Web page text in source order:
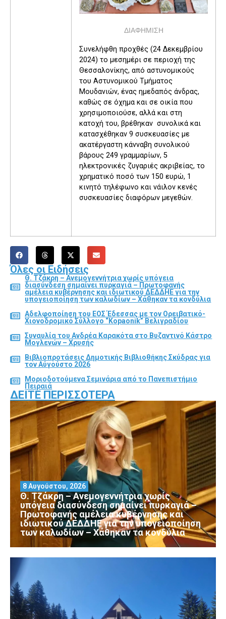
ΔΙΑΦΗΜΙΣΗ
Συνελήφθη προχθές (24 Δεκεμβρίου
2024) το μεσημέρι σε περιοχή της
Θεσσαλονίκης, από αστυνομικούς
του Αστυνομικού Τμήματος
Μουδανιών, ένας ημεδαπός άνδρας,
καθώς σε όχημα και σε οικία που
χρησιμοποιούσε, αλλά και στη
κατοχή του, βρέθηκαν συνολικά και
κατασχέθηκαν 9 συσκευασίες με
ακατέργαστη κάνναβη συνολικού
βάρους 249 γραμμαρίων, 5
ηλεκτρονικές ζυγαριές ακριβείας, το
χρηματικό ποσό των 150 ευρώ, 1
κινητό τηλέφωνο και νάιλον κενές
συσκευασίες διαφόρων μεγεθών.
Όλες οι Ειδήσεις
Θ. Τζάκρη – Ανεμογεννήτρια χωρίς υπόγεια
διασύνδεση σημαίνει πυρκαγιά – Πρωτοφανής
αμέλεια κυβέρνησης και ιδιωτικού ΔΕΔΔΗΕ για την
υπογειοποίηση των καλωδίων – Χάθηκαν τα κονδύλια
Αδελφοποίηση του ΕΟΣ Έδεσσας με τον Ορειβατικό-
Χιονοδρομικό Σύλλογο “Kopaonik” Βελιγραδίου
Συναυλία του Ανδρέα Καρακότα στο Βυζαντινό Κάστρο
Μογλενών – Χρυσής
Βιβλιοπροτάσεις Δημοτικής Βιβλιοθήκης Σκύδρας για
τον Αύγούστο 2026
Μοριοδοτούμενα Σεμινάρια από το Πανεπιστήμιο
Πειραιά
ΔΕΊΤΕ ΠΕΡΙΣΣΌΤΕΡΑ
Θ. Τζάκρη – Ανεμογεννήτρια χωρίς
υπόγεια διασύνδεση σημαίνει πυρκαγιά –
Πρωτοφανής αμέλεια κυβέρνησης και
ιδιωτικού ΔΕΔΔΗΕ για την υπογειοποίηση
των καλωδίων – Χάθηκαν τα κονδύλια
8 Αυγούστου, 2026